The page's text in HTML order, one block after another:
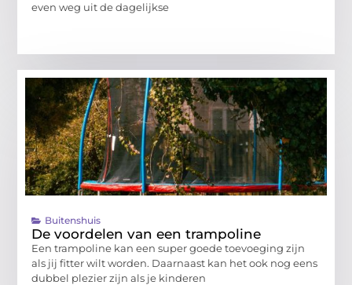
even weg uit de dagelijkse
Buitenshuis
De voordelen van een trampoline
Een trampoline kan een super goede toevoeging zijn
als jij fitter wilt worden. Daarnaast kan het ook nog eens
dubbel plezier zijn als je kinderen